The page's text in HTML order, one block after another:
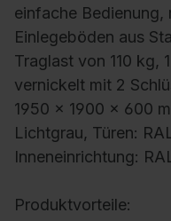
einfache
Einlegeböden aus
Traglast von 110 kg,
vernickelt mit 2
1950 x 1900 x 600
Lichtgrau, Türen:
Inneneinrichtung:
Produktvorteile: